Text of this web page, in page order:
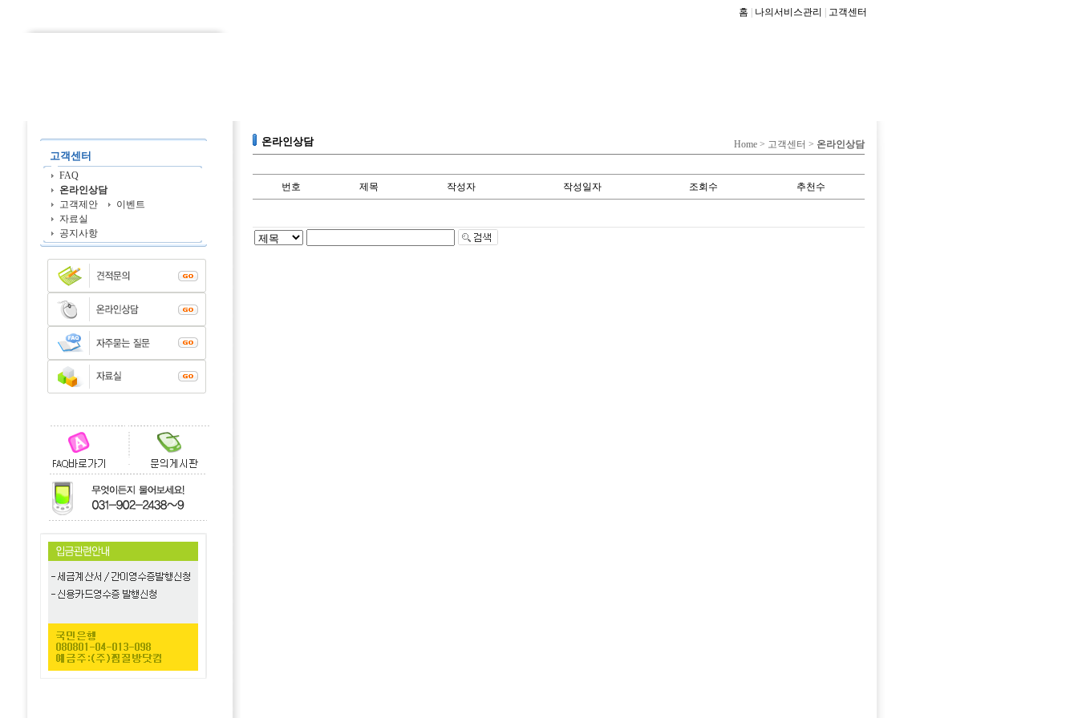
홈 나의서비스관리 고객센터
고객센터
FAQ
온라인상담
고객제안
이벤트
자료실
공지사항
온라인상담 Home > 고객센터 > 온라인상담
번호 제목 작성자 작성일자 조회수 추천수